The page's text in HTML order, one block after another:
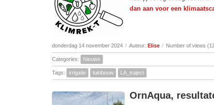
dan aan voor een
donderdag 14 november 2024 / Auteur: Elise / Number of views
Categories: Nieuws
Tags: irrigatie tuinbouw LA_traject
OrnAqua,